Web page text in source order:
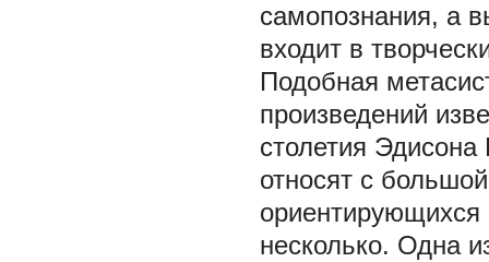
самопознания, а
входит в
Подобная
произведений
столетия
относят с
ориентирующихся
несколько. Одна